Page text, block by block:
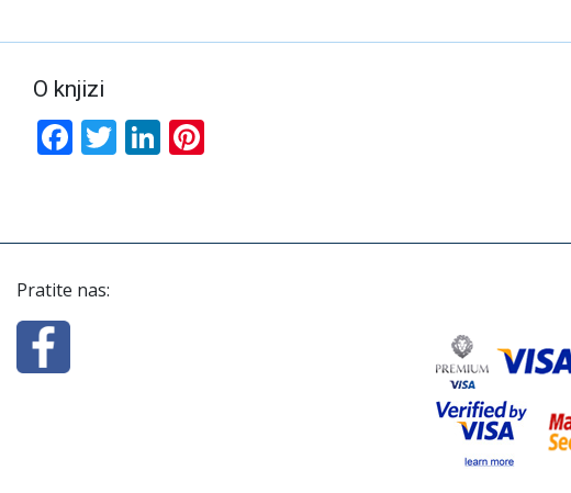
O knjizi
Facebook
TwitterLinkedIn
Pratite nas: